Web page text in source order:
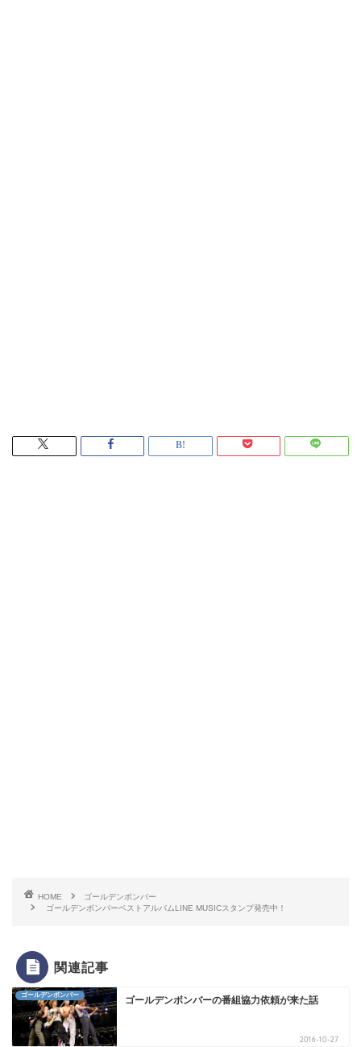
HOME
ゴールデンボンバー
ゴールデンボンバーベストアルバムLINE MUSICスタンプ発売中！
関連記事
ゴールデンボンバー ゴールデンボンバーの番組協力依頼が来た話
2016-10-27